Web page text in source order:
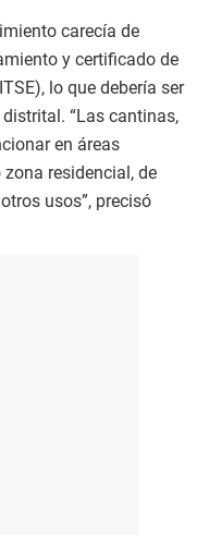
carecía de
y certificado de
lo que debería ser
“Las cantinas,
en áreas
residencial, de
usos”, precisó